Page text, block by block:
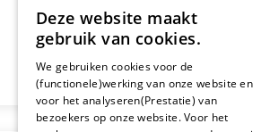
GERMAN
Deze website maakt
gebruik van cookies.
We gebruiken cookies voor de
(functionele)werking van onze website en
voor het analyseren(Prestatie) van
bezoekers op onze website. Voor het